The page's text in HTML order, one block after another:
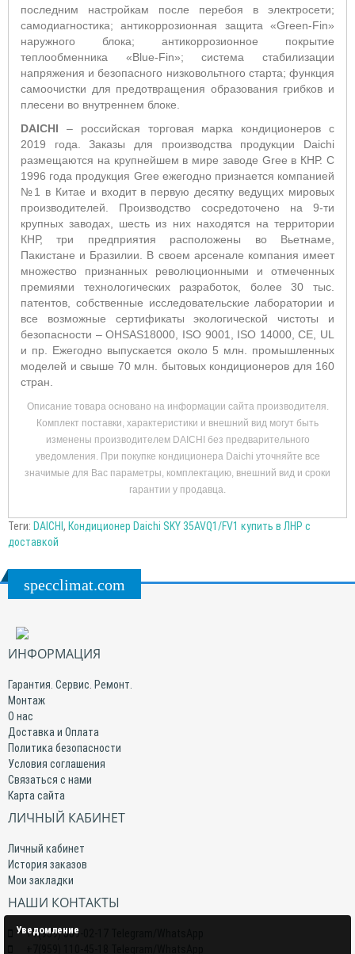
последним настройкам после перебоя в электросети;
самодиагностика; антикоррозионная защита «Green-Fin»
наружного блока; антикоррозионное покрытие
теплообменника «Blue-Fin»; система стабилизации
напряжения и безопасного низковольтного старта; функция
самоочистки для предотвращения образования грибков и
плесени во внутреннем блоке.
DAICHI – российская торговая марка кондиционеров с
2019 года. Заказы для производства продукции Daichi
размещаются на крупнейшем в мире заводе Gree в КНР. С
1996 года продукция Gree ежегодно признается компанией
№1 в Китае и входит в первую десятку ведущих мировых
производителей. Производство сосредоточено на 9-ти
крупных заводах, шесть из них находятся на территории
КНР, три предприятия расположены во Вьетнаме,
Пакистане и Бразилии. В своем арсенале компания имеет
множество признанных революционными и отмеченных
премиями технологических разработок, более 30 тыс.
патентов, собственные исследовательские лаборатории и
все возможные сертификаты экологической чистоты и
безопасности – OHSAS18000, ISO 9001, ISO 14000, CE, UL
и пр. Ежегодно выпускается около 5 млн. промышленных
моделей и свыше 70 млн. бытовых кондиционеров для 160
стран.
Описание товара основано на информации сайта производителя.
Комплект поставки, характеристики и внешний вид могут быть
изменены производителем DAICHI без предварительного
уведомления. При покупке кондиционера Daichi уточняйте все
значимые для Вас параметры, комплектацию, внешний вид и сроки
гарантии у продавца.
Теги: DAICHI , Кондиционер Daichi SKY 35AVQ1/FV1 купить в ЛНР с
доставкой
specclimat.com
ИНФОРМАЦИЯ
Гарантия. Сервис. Ремонт.
Монтаж
О нас
Доставка и Оплата
Политика безопасности
Условия соглашения
Связаться с нами
Карта сайта
ЛИЧНЫЙ КАБИНЕТ
Личный кабинет
История заказов
Мои закладки
НАШИ КОНТАКТЫ
+7(959) 509-02-17 Telegram/WhatsApp
Уведомление